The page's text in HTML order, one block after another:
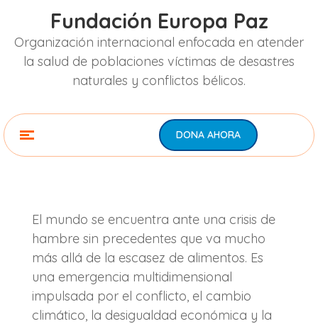
Fundación Europa Paz
Organización internacional enfocada en atender
la salud de poblaciones víctimas de desastres
naturales y conflictos bélicos.
DONA AHORA
El mundo se encuentra ante una crisis de
hambre sin precedentes que va mucho
más allá de la escasez de alimentos. Es
una emergencia multidimensional
impulsada por el conflicto, el cambio
climático, la desigualdad económica y la